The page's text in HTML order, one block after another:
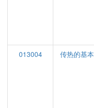
013004
传热的基